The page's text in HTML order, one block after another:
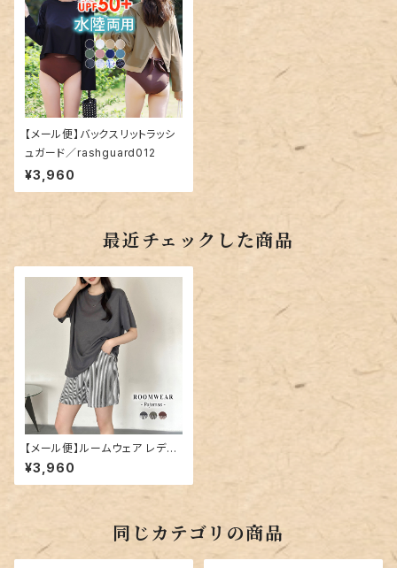
【メール便】バックスリットラッシ
ュガード／rashguard012
¥3,960
最近チェックした商品
【メール便】ルームウェア レディ
ース 上下セット パジャマ セット
アップ／roomwear287
¥3,960
同じカテゴリの商品